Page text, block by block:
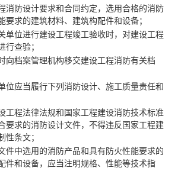
消防设计要求和合同约定，选用合格的消防
要求的建筑材料、建筑构配件和设备；
单位进行建设工程竣工验收时，对建设工程
行查验；
向档案管理机构移交建设工程消防有关档
位应当履行下列消防设计、施工质量责任和
工程法律法规和国家工程建设消防技术标准
要求的消防设计文件，不得违反国家工程建
性条文；
件中选用的消防产品和具有防火性能要求的
件和设备，应当注明规格、性能等技术指